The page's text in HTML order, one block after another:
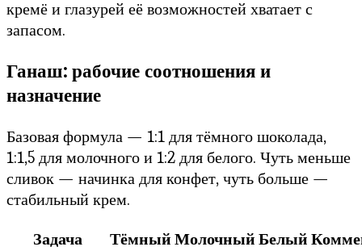
кремё и глазурей её возможностей хватает с
запасом.
Ганаш: рабочие соотношения и
назначение
Базовая формула — 1:1 для тёмного шоколада,
1:1,5 для молочного и 1:2 для белого. Чуть меньше
сливок — начинка для конфет, чуть больше —
стабильный крем.
Задача
ТёмныйМолочныйБелый